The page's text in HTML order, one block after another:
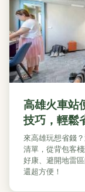
高雄火車站
技巧，輕鬆
來高雄玩想省錢
清單，從背包客
好康、避開地雷
還超方便！